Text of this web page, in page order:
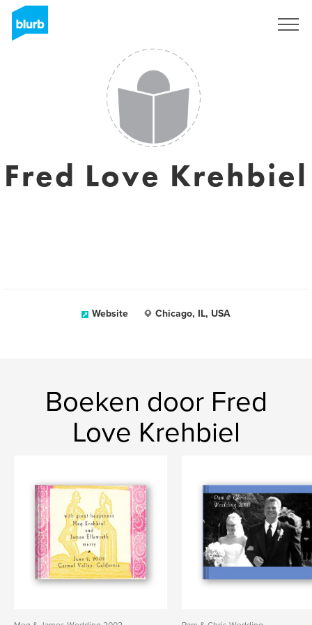
Fred Love Krehbiel
Website Chicago, IL, USA
Boeken door Fred
Love Krehbiel